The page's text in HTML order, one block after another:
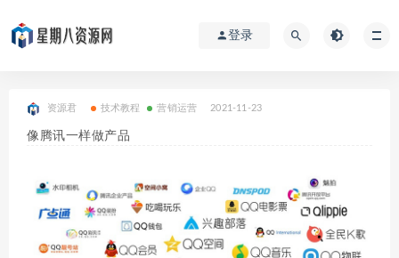
登录
资源君 技术教程 营销运营 2021-11-23
像腾讯一样做产品